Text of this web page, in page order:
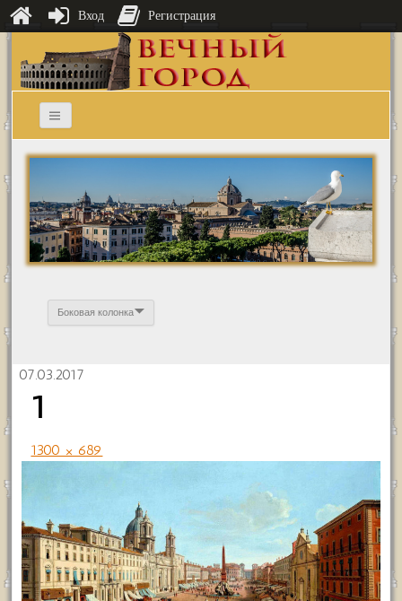
Боковая колонка
07.03.2017
1
1300 × 689
Вход Регистрация